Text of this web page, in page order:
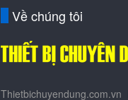
Về chúng tôi